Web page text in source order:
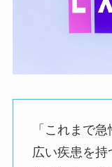
「これまで
広い疾患を持